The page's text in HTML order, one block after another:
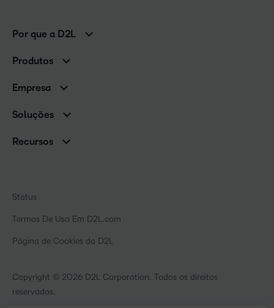
Por que a D2L
Clientes de associações
Produtos
Serviços e suporte
Nuvem Brightspace
Empresa
Contato e unidades
Notícias
Soluções
Educação básica
Instituições de capacitação
Recursos
Comunidade
Copyright © 2026 D2L Corporation. Todos os direitos
reservados.
Status
Termos De Uso Em D2L.com
Página de Cookies da D2L